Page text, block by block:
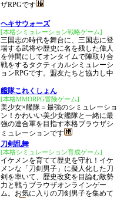
ザRPGです
ヘキサウォーズ
[本格シミュレーション戦略ゲーム]
三国志の時代を舞台に、三国志に登
場する武将や歴史に名を残した偉人
を仲間にしてオンタイムで陣取り合
戦をするタクティカルシミュレーシ
ョンRPGです。盟友たちと協力し中
艦隊これくしょん
[本格MMORPG冒険ゲーム]
美少女×艦隊＝最強のシミュレーショ
ン！かわいい美少女艦隊と一緒に最
強の連合軍を目指す本格ブラウザシ
ミュレーションです
刀剣乱舞
[本格シミュレーション育成ゲーム]
イケメンを育てて歴史を守れ！イケ
メンな「刀剣男子」に擬人化した刀
剣を率いて、歴史改変を目論む敵勢
力と戦うブラウザオンラインゲー
ム。お気に入りの刀剣男子を集めて